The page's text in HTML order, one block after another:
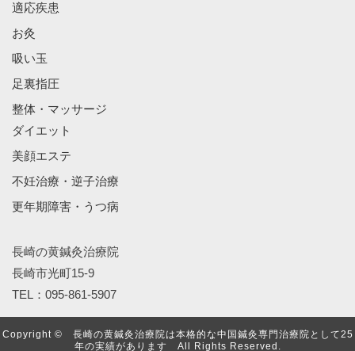
適応疾患
お灸
吸い玉
足裏指圧
整体・マッサージ
ダイエット
美顔エステ
不妊治療・逆子治療
更年期障害・うつ病
長崎の黄鍼灸治療院
長崎市光町15-9
TEL：095-861-5907
Copyright © 長崎の黄鍼灸治療院は本格的な中国鍼灸専門治療院として25
年の実績があります All Rights Reserved.